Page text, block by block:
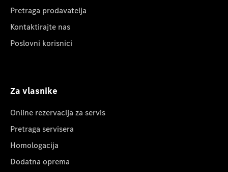
Pretraga prodavatelja
Kontaktirajte nas
Poslovni korisnici
Za vlasnike
Online rezervacija za servis
Pretraga servisera
Homologacija
Dodatna oprema